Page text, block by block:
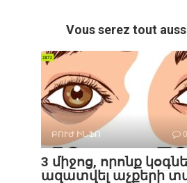
Vous serez tout
ԲՈՒԺ ԻՆՖՈ 0
3 միջոց, որոնք
ազատվել աչքերի